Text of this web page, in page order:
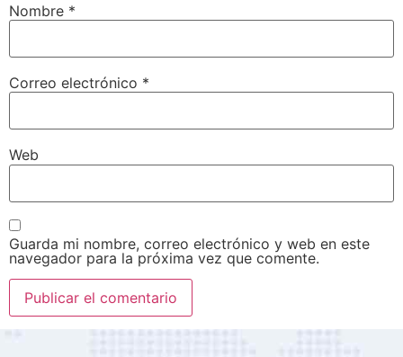
Nombre *
Correo electrónico *
Web
Guarda mi nombre, correo electrónico y web en este
navegador para la próxima vez que comente.